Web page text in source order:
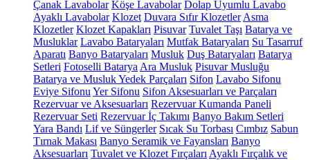
Çanak Lavabolar Köşe Lavabolar Dolap Uyumlu Lavabo
Ayaklı Lavabolar Klozet Duvara Sıfır Klozetler Asma
Klozetler Klozet Kapakları Pisuvar Tuvalet Taşı Batarya ve
Musluklar Lavabo Bataryaları Mutfak Bataryaları Su Tasarruf
Aparatı Banyo Bataryaları Musluk Duş Bataryaları Batarya
Setleri Fotoselli Batarya Ara Musluk Pisuvar Musluğu
Batarya ve Musluk Yedek Parçaları Sifon Lavabo Sifonu
Eviye Sifonu Yer Sifonu Sifon Aksesuarları ve Parçaları
Rezervuar ve Aksesuarları Rezervuar Kumanda Paneli
Rezervuar Seti Rezervuar İç Takımı Banyo Bakım Setleri
Yara Bandı Lif ve Süngerler Sıcak Su Torbası Cımbız Sabun
Tırnak Makası Banyo Seramik ve Fayansları Banyo
Aksesuarları Tuvalet ve Klozet Fırçaları Ayaklı Fırçalık ve